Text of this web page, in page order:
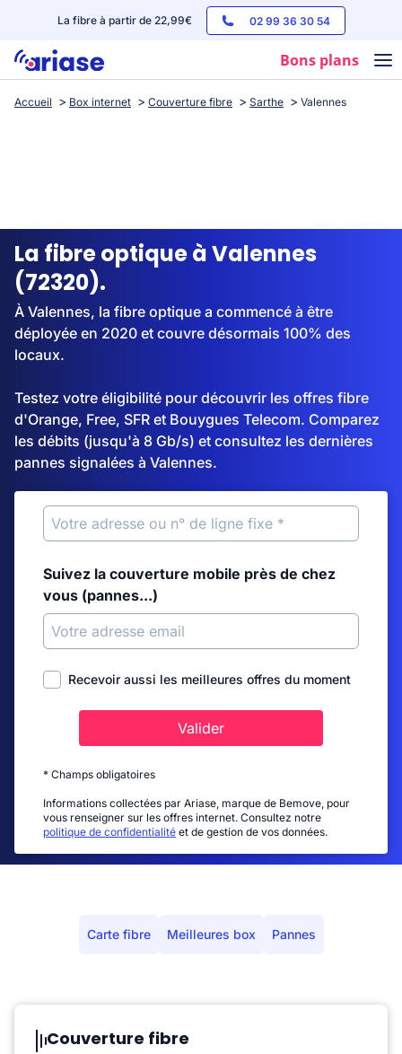
La fibre à partir de 22,99€ 02 99 36 30 54
Bons plans
Box internet
Streaming
Accueil Box internet Couverture fibre Sarthe Valennes
La fibre optique à Valennes
(72320).
À Valennes, la fibre optique a commencé à être
déployée en 2020 et couvre désormais 100% des
locaux.
Testez votre éligibilité pour découvrir les offres fibre
d'Orange, Free, SFR et Bouygues Telecom. Comparez
les débits (jusqu'à 8 Gb/s) et consultez les dernières
pannes signalées à Valennes.
Suivez la couverture mobile près de chez
vous (pannes...)
Recevoir aussi les meilleures offres du moment
Valider
* Champs obligatoires
Informations collectées par Ariase, marque de Bemove, pour
vous renseigner sur les offres internet. Consultez notre
politique de confidentialité et de gestion de vos données.
Carte fibre Meilleures box Pannes
Couverture fibre